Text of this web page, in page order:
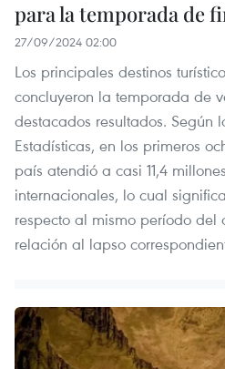
para la temporada de
27/09/2024 02:00
Los principales destinos
concluyeron la temporada de
destacados resultados. Según
Estadísticas, en los primeros
país atendió a casi 11,4
internacionales, lo cual
respecto al mismo período del
relación al lapso